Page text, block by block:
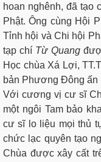
hoan nghênh, đã tạo
Phật. Ông cùng Hội
Tỉnh hội và Chi hội
tạp chí Từ Quang
Học chùa Xá Lợi,
bản Phương Đông ấn
Với cương vị cư sĩ
một ngôi Tam bảo
cư sĩ lo liệu mọi thủ
chức lạc quyên tạo
Chùa được xây cất